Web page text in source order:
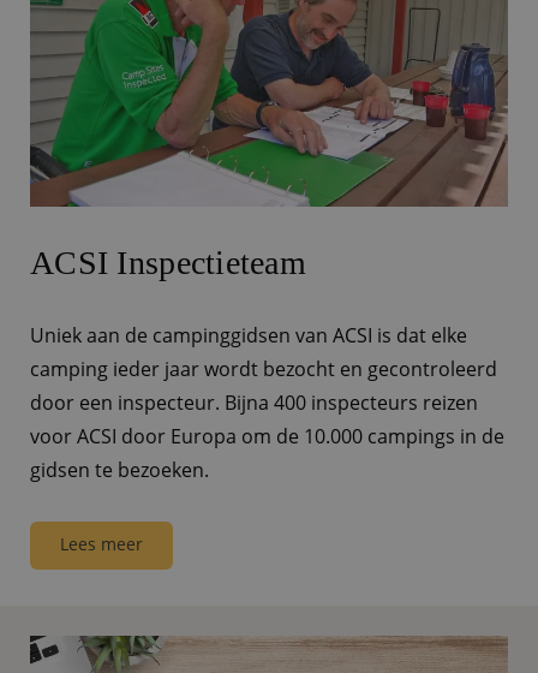
ACSI Inspectieteam
Uniek aan de campinggidsen van ACSI is dat elke
camping ieder jaar wordt bezocht en gecontroleerd
door een inspecteur. Bijna 400 inspecteurs reizen
voor ACSI door Europa om de 10.000 campings in de
gidsen te bezoeken.
Lees meer